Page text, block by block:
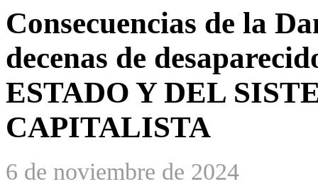
Consecuencias de la
decenas de
ESTADO Y DEL
CAPITALISTA
6 de noviembre de 2024